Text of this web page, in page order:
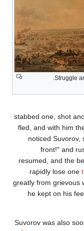
Struggle
.
stabbed one, shot
fled, and with him
noticed Suvorov,
front!" and
resumed, and the
rapidly lose one
greatly from grievous
he kept on his
Suvorov was also